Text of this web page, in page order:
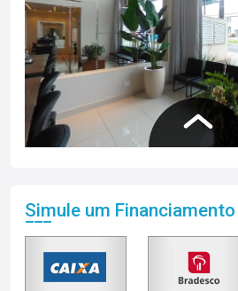
Simule um Financiamento